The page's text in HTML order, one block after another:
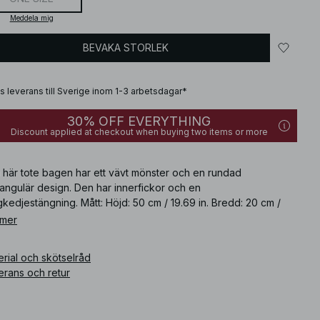
Meddela mig
BEVAKA STORLEK
leverans till Sverige inom 1-3 arbetsdagar*
30% OFF EVERYTHING
Discount applied at checkout when buying two items or more
här tote bagen har ett vävt mönster och en rundad
design. Den har innerfickor och en
Mått: Höjd: 50 cm / 19.69 in. Bredd: 20 cm /
in. Längd: 46 cm / 18.11 in. Den här tote bagen kommer i
:1100-012427-0212
och skötselråd
och retur